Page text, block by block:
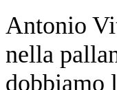
Antonio
nella
dobbiamo